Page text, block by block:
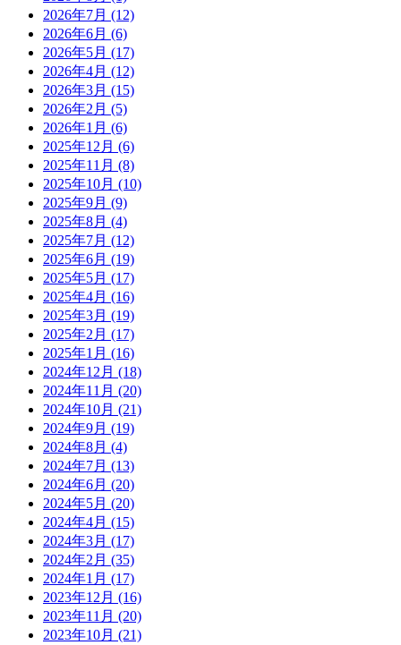
2026年7月 (12)
2026年6月 (6)
2026年5月 (17)
2026年4月 (12)
2026年3月 (15)
2026年2月 (5)
2026年1月 (6)
2025年12月 (6)
2025年11月 (8)
2025年10月 (10)
2025年9月 (9)
2025年8月 (4)
2025年7月 (12)
2025年6月 (19)
2025年5月 (17)
2025年4月 (16)
2025年3月 (19)
2025年2月 (17)
2025年1月 (16)
2024年12月 (18)
2024年11月 (20)
2024年10月 (21)
2024年9月 (19)
2024年8月 (4)
2024年7月 (13)
2024年6月 (20)
2024年5月 (20)
2024年4月 (15)
2024年3月 (17)
2024年2月 (35)
2024年1月 (17)
2023年12月 (16)
2023年11月 (20)
2023年10月 (21)